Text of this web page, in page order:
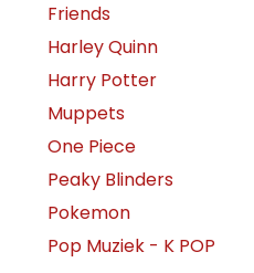
Friends
Harley Quinn
Harry Potter
Muppets
One Piece
Peaky Blinders
Pokemon
Pop Muziek - K POP